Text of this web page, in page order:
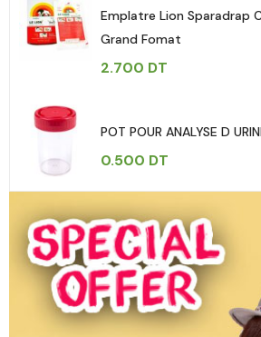
Emplatre Lion Sparadrap
Grand Fomat
2.700 DT
POT POUR ANALYSE D
0.500 DT